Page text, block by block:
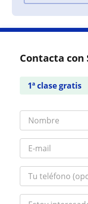
Contacta con
1ª clase gratis